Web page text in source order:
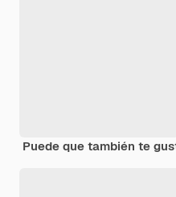
Puede que también te